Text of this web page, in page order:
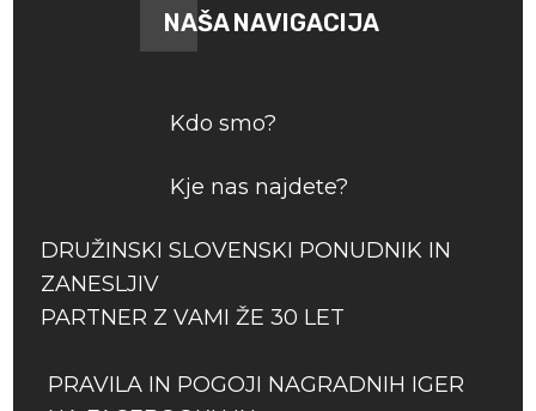
NAŠA NAVIGACIJA
Kdo smo?
Kje nas najdete?
DRUŽINSKI SLOVENSKI PONUDNIK IN
ZANESLJIV
PARTNER Z VAMI ŽE 30 LET
PRAVILA IN POGOJI NAGRADNIH IGER